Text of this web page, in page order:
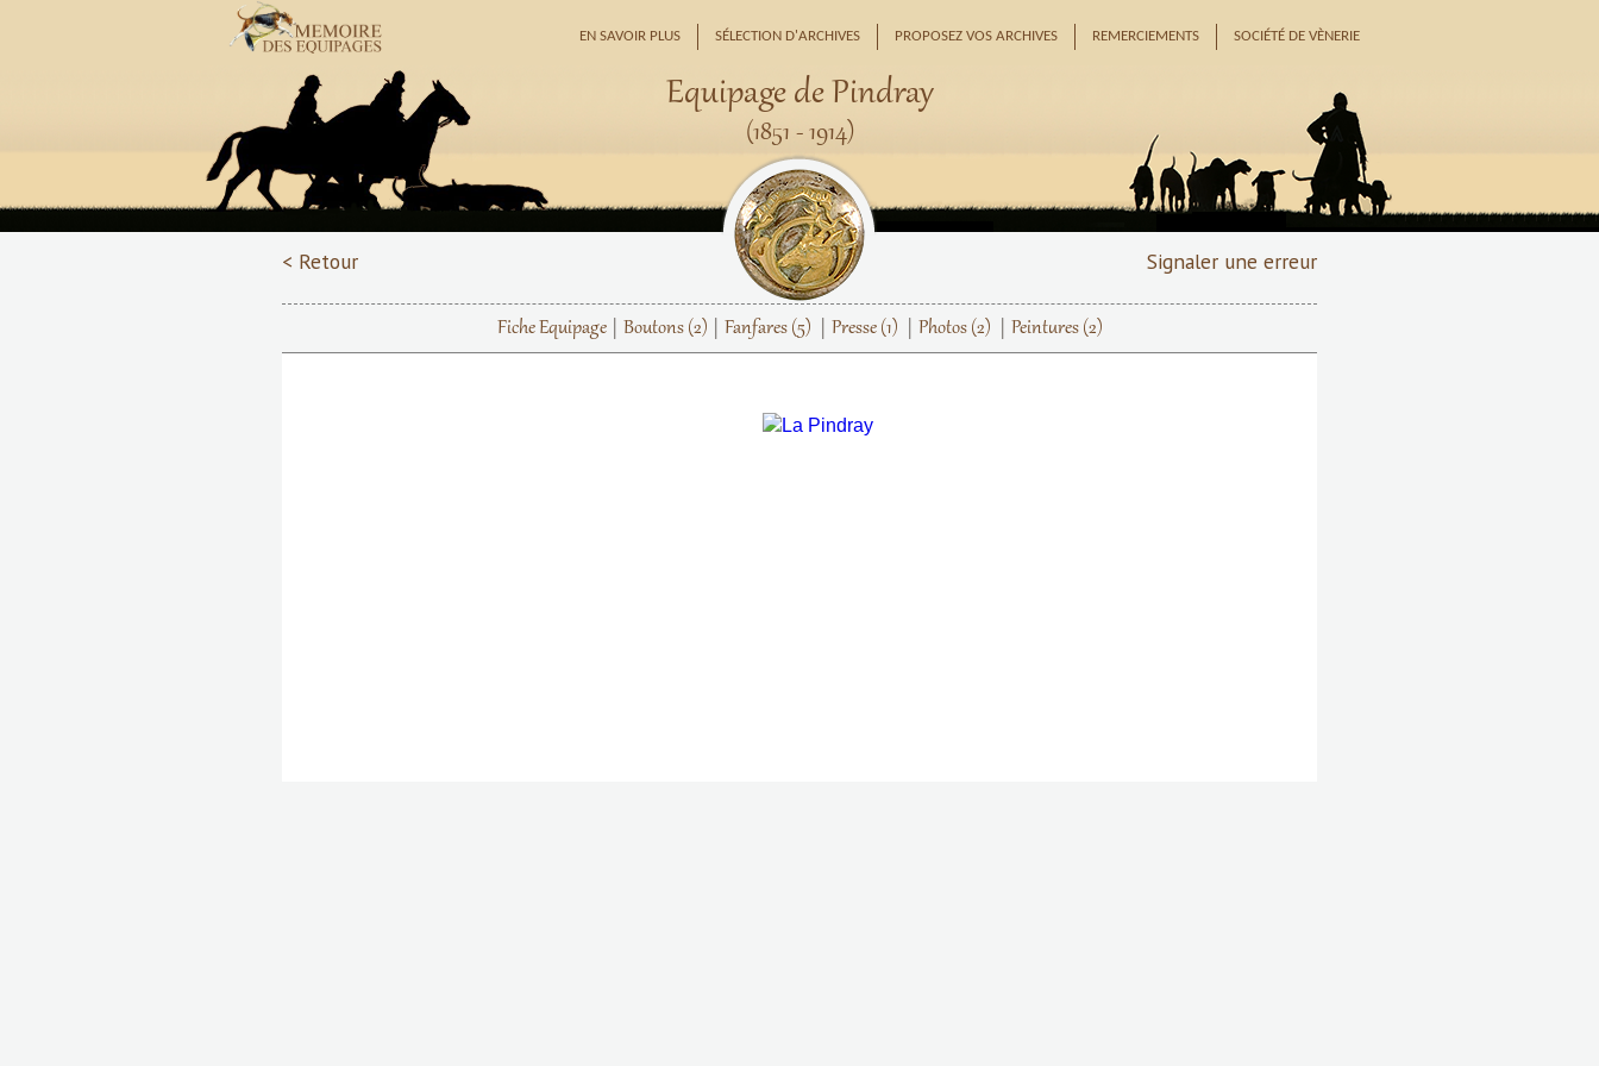
EN SAVOIR PLUS SÉLECTION D'ARCHIVES PROPOSEZ VOS ARCHIVES REMERCIEMENTS SOCIÉTÉ DE VÈNERIE
Equipage de Pindray
(1851 - 1914)
< Retour Signaler une erreur
Fiche Equipage Boutons (2) Fanfares (5) Presse (1) Photos (2) Peintures (2)